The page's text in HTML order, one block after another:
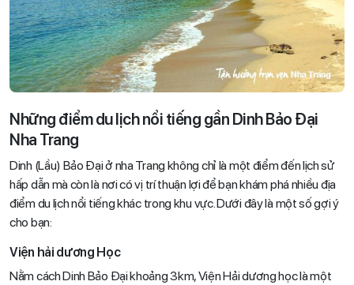
Những điểm du lịch nổi tiếng gần Dinh Bảo Đại
Nha Trang
Dinh (Lầu) Bảo Đại ở nha Trang không chỉ là một điểm đến lịch sử
hấp dẫn mà còn là nơi có vị trí thuận lợi để bạn khám phá nhiều địa
điểm du lịch nổi tiếng khác trong khu vực. Dưới đây là một số gợi ý
cho bạn:
Viện hải dương Học
Nằm cách Dinh Bảo Đại khoảng 3km, Viện Hải dương học là một